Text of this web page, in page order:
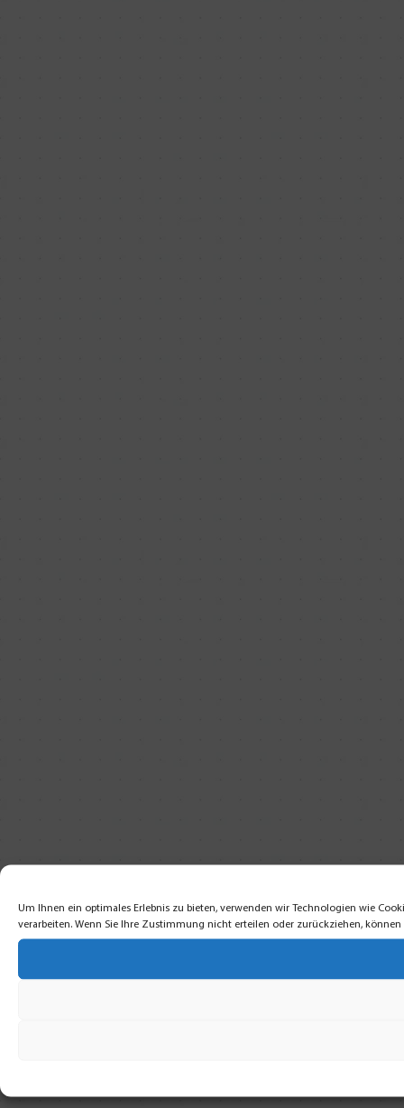
Um Ihnen ein optimales Erlebnis zu bieten, verwenden wir Technologien wie
verarbeiten. Wenn Sie Ihre Zustimmung nicht erteilen oder zurückziehen,